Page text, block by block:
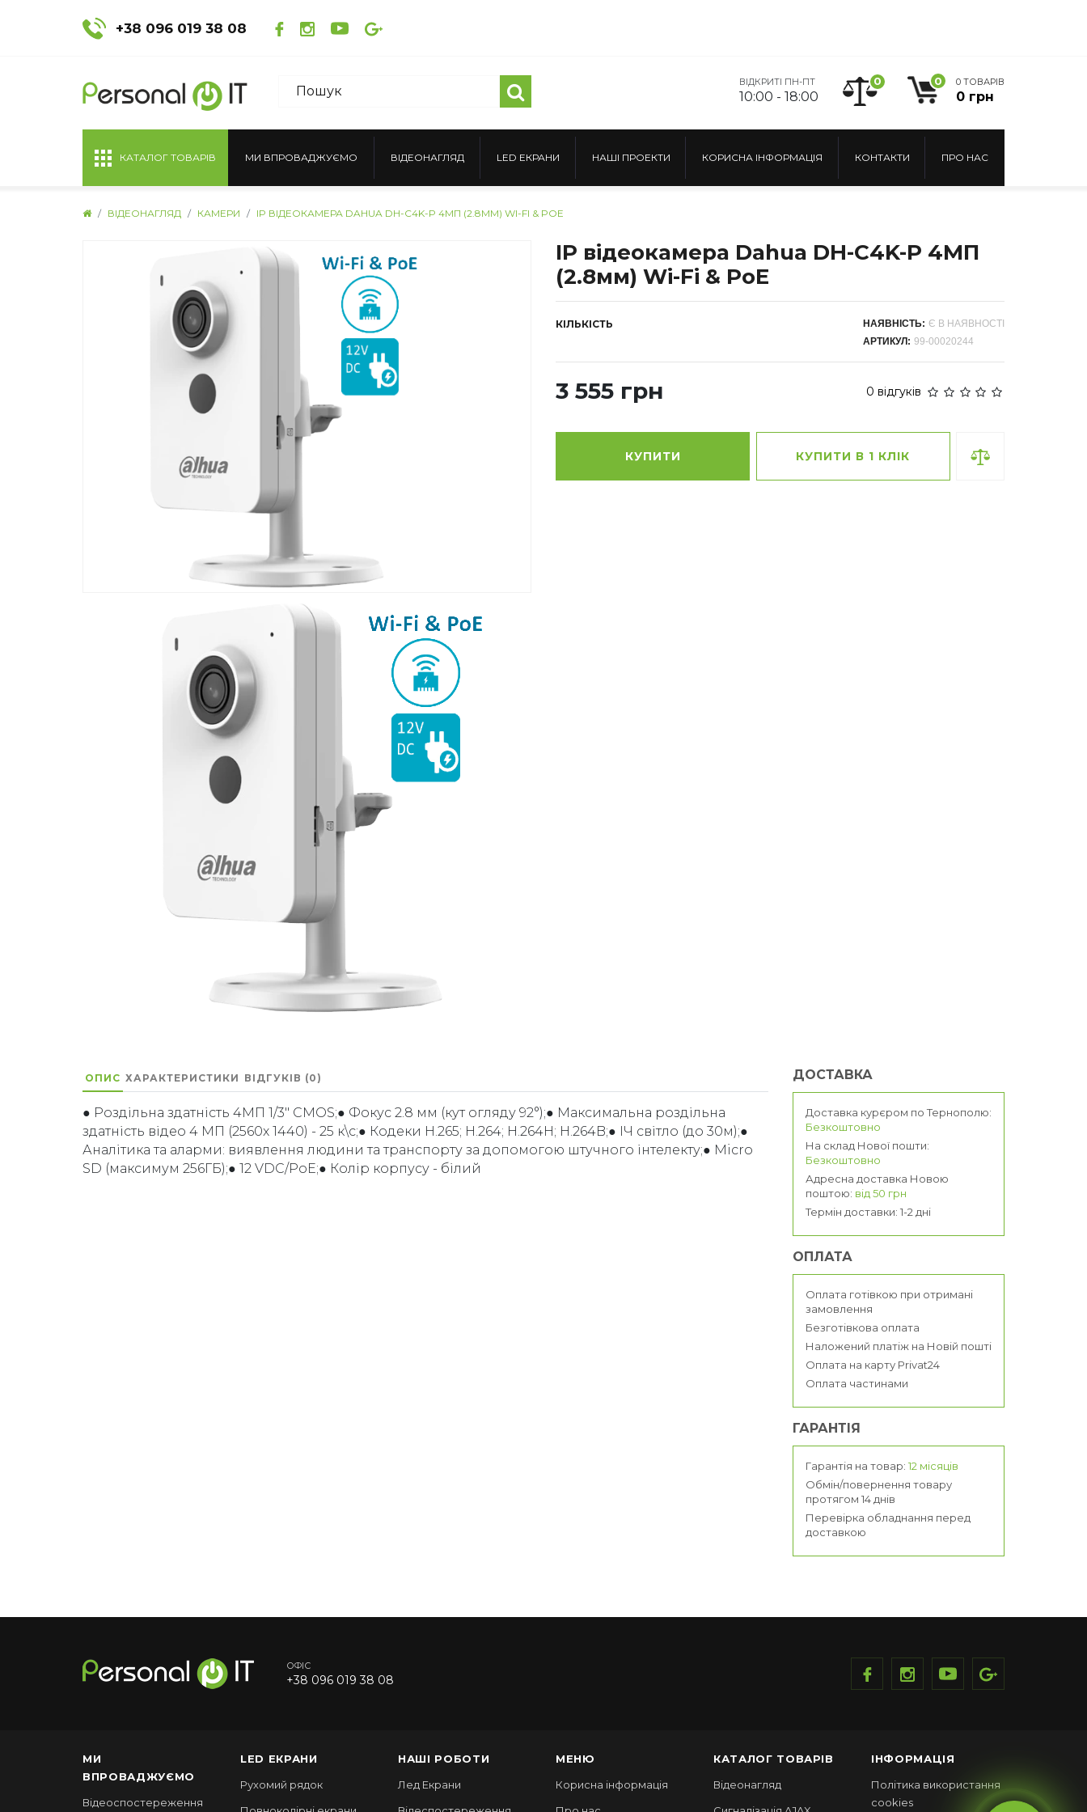
+38 096 019 38 08
ВІДКРИТІ ПН-ПТ
10:00 - 18:00
0 0 0 ТОВАРІВ
0 грн
КАТАЛОГ ТОВАРІВ МИ ВПРОВАДЖУЄМО ВІДЕОНАГЛЯД LED ЕКРАНИ НАШІ ПРОЕКТИ КОРИСНА ІНФОРМАЦІЯ КОНТАКТИ ПРО НАС
ВІДЕОНАГЛЯД КАМЕРИ IP ВІДЕОКАМЕРА DAHUA DH-C4K-P 4МП (2.8ММ) WI-FI & POE
IP відеокамера Dahua DH-C4K-P 4МП
(2.8мм) Wi-Fi & PoE
КІЛЬКІСТЬ НАЯВНІСТЬ: Є В НАЯВНОСТІ
АРТИКУЛ: 99-00020244
3 555 грн 0 відгуків
КУПИТИ КУПИТИ В 1 КЛІК
ОПИС ХАРАКТЕРИСТИКИ ВІДГУКІВ (0)
● Роздільна здатність 4МП 1/3" CMOS;● Фокус 2.8 мм (кут огляду 92°);● Максимальна роздільна
здатність відео 4 МП (2560x 1440) - 25 к\с;● Кодеки H.265; H.264; H.264H; H.264B;● ІЧ світло (до 30м);●
Аналітика та аларми: виявлення людини та транспорту за допомогою штучного інтелекту;● Micro
SD (максимум 256ГБ);● 12 VDC/PoE;● Колір корпусу - білий
ДОСТАВКА
Доставка курєром по Тернополю:
Безкоштовно
На склад Нової пошти:
Безкоштовно
Адресна доставка Новою
поштою: від 50 грн
Термін доставки: 1-2 дні
ОПЛАТА
Оплата готівкою при отримані
замовлення
Безготівкова оплата
Наложений платіж на Новій пошті
Оплата на карту Privat24
Оплата частинами
ГАРАНТІЯ
Гарантія на товар: 12 місяців
Обмін/повернення товару
протягом 14 днів
Перевірка обладнання перед
доставкою
ОФІС
+38 096 019 38 08
МИ
ВПРОВАДЖУЄМО
Відеоспостереження
LED ЕКРАНИ
Рухомий рядок
НАШІ РОБОТИ
Лед Екрани
МЕНЮ
Корисна інформація
КАТАЛОГ ТОВАРІВ
Відеонагляд
ІНФОРМАЦІЯ
Політика використання
cookies